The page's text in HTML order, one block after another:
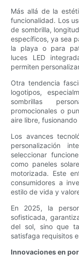
Más allá de la
funcionalidad. Los
de sombrilla,
específicos, ya sea
la playa o para
luces LED
permiten
Otra tendencia
logotipos,
sombrillas
promocionales o
aire libre,
Los avances
personalización
seleccionar
como paneles
motorizada. Este
consumidores a
estilo de vida y
En 2025, la
sofisticada,
del sol, sino que
satisfaga requisitos
Innovaciones en